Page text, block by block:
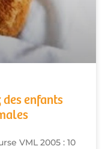
enfants
VML 2005 : 10